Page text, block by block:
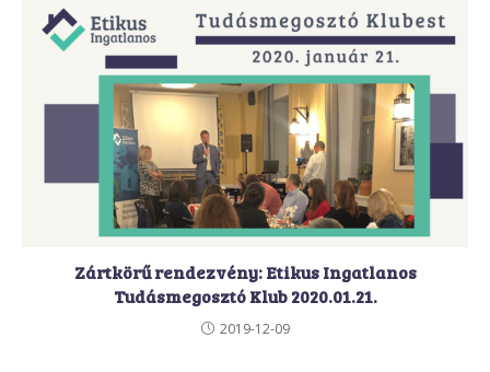
Zártkörű rendezvény: Etikus Ingatlanos
Tudásmegosztó Klub 2020.01.21.
2019-12-09